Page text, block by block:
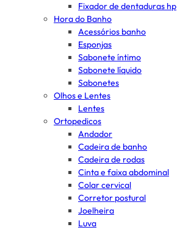
Fixador de dentaduras hp
Hora do Banho
Acessórios banho
Esponjas
Sabonete íntimo
Sabonete líquido
Sabonetes
Olhos e Lentes
Lentes
Ortopedicos
Andador
Cadeira de banho
Cadeira de rodas
Cinta e faixa abdominal
Colar cervical
Corretor postural
Joelheira
Luva